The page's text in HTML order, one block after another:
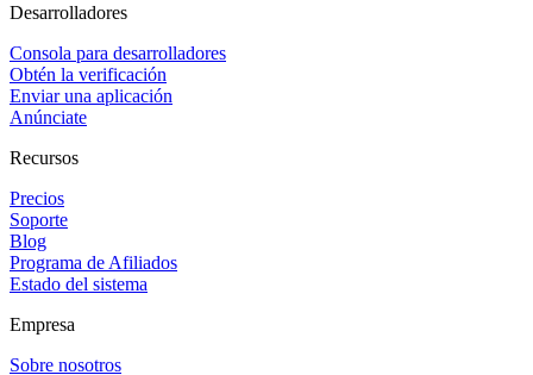
Desarrolladores
Consola para desarrolladores
Obtén la verificación
Enviar una aplicación
Anúnciate
Recursos
Precios
Soporte
Blog
Programa de Afiliados
Estado del sistema
Empresa
Sobre nosotros